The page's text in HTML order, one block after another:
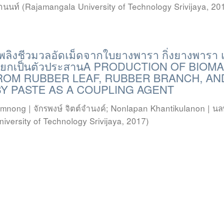
นนท์ (Rajamangala University of Technology Srivijaya,
ลิงชีวมวลอัดเม็ดจากใบยางพารา กิ่งยางพารา
กเป็นตัวประสานA PRODUCTION OF
RUBBER LEAF, RUBBER BRANCH,
PASTE AS A COUPLING AGENT
| จักรพงษ์ จิตต์จำนงค์; Nonlapan Khantikulanon |
of Technology Srivijaya,2017)